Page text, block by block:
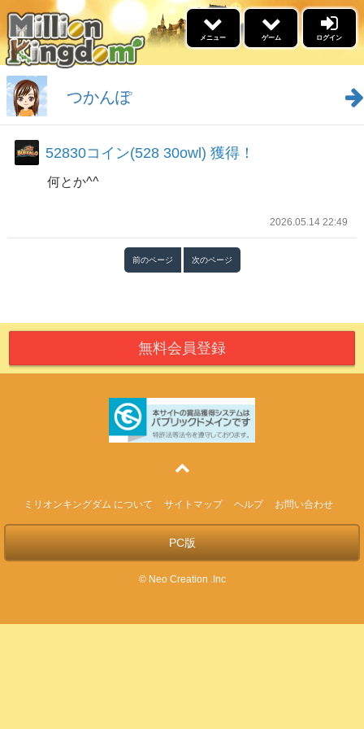
メニュー
ゲーム
景品交換
福引
名声ランキング
ウィークリーアウルランキ
高設定スケジュール
ブログ
ゲーム ×
5リール
ログイン
つかんぽ
52830コイン(528 30owl) 獲得！
何とか^^
2026.05.14 22:49
前のページ 次のページ
無料会員登録
ミリオンキングダム について サイトマップ ヘルプ お問い合わせ
PC版
© Neo Creation .Inc